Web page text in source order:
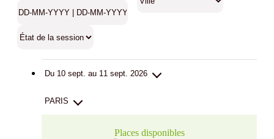
Du 10 sept. au 11 sept. 2026
PARIS
Places disponibles